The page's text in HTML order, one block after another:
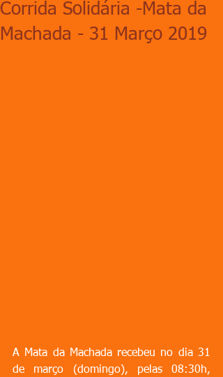
Corrida Solidária -Mata da
Machada - 31 Março 2019
A Mata da Machada recebeu no dia 31
de março (domingo), pelas 08:30h,